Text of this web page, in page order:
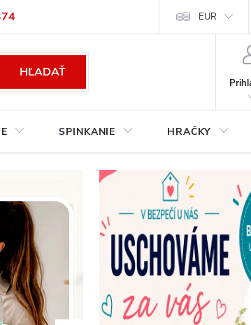
EUR
HĽADAŤ
SPINKANIE HRAČKY